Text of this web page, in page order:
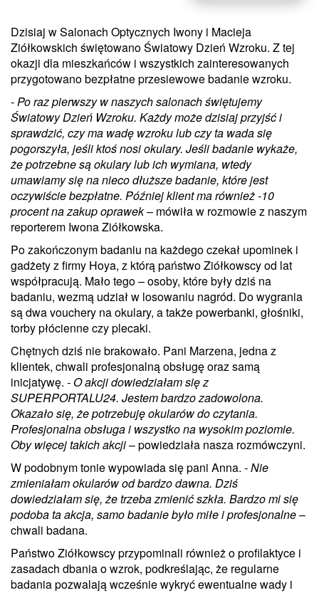
Dzisiaj w Salonach Optycznych Iwony i Macieja
Ziółkowskich świętowano Światowy Dzień Wzroku. Z tej
okazji dla mieszkańców i wszystkich zainteresowanych
przygotowano bezpłatne przesiewowe badanie wzroku.
- Po raz pierwszy w naszych salonach świętujemy
Światowy Dzień Wzroku. Każdy może dzisiaj przyjść i
sprawdzić, czy ma wadę wzroku lub czy ta wada się
pogorszyła, jeśli ktoś nosi okulary. Jeśli badanie wykaże,
że potrzebne są okulary lub ich wymiana, wtedy
umawiamy się na nieco dłuższe badanie, które jest
oczywiście bezpłatne. Później klient ma również -10
procent na zakup oprawek– mówiła w rozmowie z naszym
reporterem Iwona Ziółkowska.
Po zakończonym badaniu na każdego czekał upominek i
gadżety z firmy Hoya, z którą państwo Ziółkowscy od lat
współpracują. Mało tego – osoby, które były dziś na
badaniu, wezmą udział w losowaniu nagród. Do wygrania
są dwa vouchery na okulary, a także powerbanki, głośniki,
torby płócienne czy plecaki.
Chętnych dziś nie brakowało. Pani Marzena, jedna z
klientek, chwali profesjonalną obsługę oraz samą
inicjatywę. - O akcji dowiedziałam się z
SUPERPORTALU24. Jestem bardzo zadowolona.
Okazało się, że potrzebuję okularów do czytania.
Profesjonalna obsługa i wszystko na wysokim poziomie.
Oby więcej takich akcji– powiedziała nasza rozmówczyni.
W podobnym tonie wypowiada się pani Anna. - Nie
zmieniałam okularów od bardzo dawna. Dziś
dowiedziałam się, że trzeba zmienić szkła. Bardzo mi się
podoba ta akcja, samo badanie było miłe i profesjonalne–
chwali badana.
Państwo Ziółkowscy przypominali również o profilaktyce i
zasadach dbania o wzrok, podkreślając, że regularne
badania pozwalają wcześnie wykryć ewentualne wady i